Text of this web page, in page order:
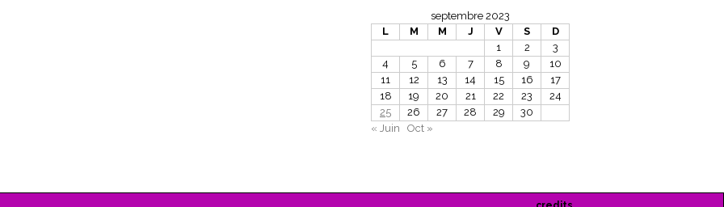
septembre 2023
L
M M J V S
D
1
2
3
4
5 6 7 8 9
10
11
12 13 14 15 16
17
18
19 20 21 22 23
24
25
26 27 28 29
30
« Juin
Oct »